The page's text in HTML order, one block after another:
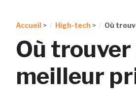
Accueil > High-tech > Où
Où
meilleur